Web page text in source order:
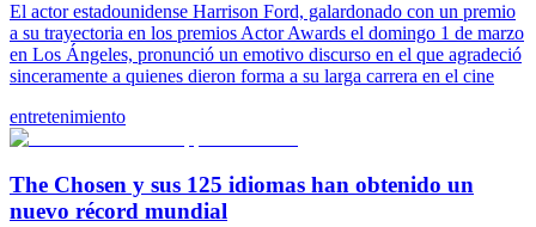
El actor estadounidense Harrison Ford, galardonado con un premio
a su trayectoria en los premios Actor Awards el domingo 1 de marzo
en Los Ángeles, pronunció un emotivo discurso en el que agradeció
sinceramente a quienes dieron forma a su larga carrera en el cine
entretenimiento
The Chosen y sus 125 idiomas han obtenido un
nuevo récord mundial